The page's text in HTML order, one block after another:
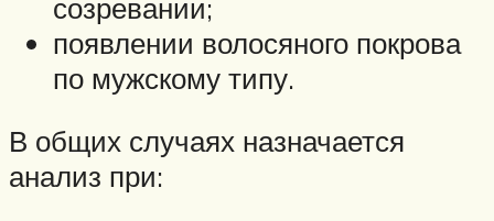
созревании;
появлении волосяного покрова
по мужскому типу.
В общих случаях назначается
анализ при: